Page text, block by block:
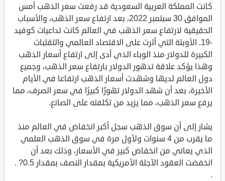
كانت المملكة العربية السعودية قد رفعت سعر الذهب أمس
الموافق 30 سبتمبر 2022، بعد ارتفاع سعر الذهب، والأسباب
الحقيقية لارتفاع سعر الذهب في العالم كانت تداعيات كوفيد
-19. الأوبئة التي أثرت على الاقتصاد العالمي والتقلبات
الكبيرة للدولار منذ الوباء الذي أدى إلى ارتفاع أسعار الذهب
وهذا يؤكد علاقة تدهور الدولار بارتفاع سعر الذهب، وجميع
دول العالم لديها وشهدت أسعار الذهب ارتفاعا في الأيام
الأخيرة، بعد أن شهد الدولار تهورًا كبيرًا في سعر الصرف، مما
يرفع سعر الذهب، مما يزيد من تكلفته على الصانع.
يشار إلى أن سوق الذهب سجل أكبر انخفاض في العالم منذ
ما يقرب من 4 سنوات ولأول مرة في سوق الذهب العلمي
الذي يعاني من انخفاض كبير في الأسعار، وذلك بعد أن
انخفضت العقود الآجلة الأمريكية بمقدار النصف بمقدار 0.5? .
.